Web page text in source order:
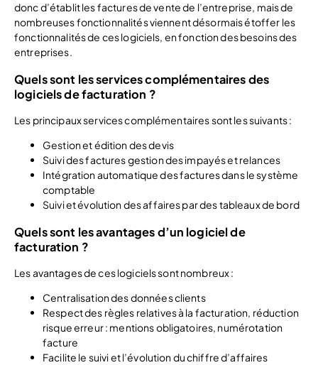
donc d’établit les factures de vente de l’entreprise, mais de
nombreuses fonctionnalités viennent désormais étoffer les
fonctionnalités de ces logiciels, en fonction des besoins des
entreprises.
Quels sont les services complémentaires des
logiciels de facturation ?
Les principaux services complémentaires sont les suivants :
Gestion et édition des devis
Suivi des factures gestion des impayés et relances
Intégration automatique des factures dans le système
comptable
Suivi et évolution des affaires par des tableaux de bord
Quels sont les avantages d’un logiciel de
facturation ?
Les avantages de ces logiciels sont nombreux :
Centralisation des données clients
Respect des règles relatives à la facturation, réduction
risque erreur : mentions obligatoires, numérotation
facture
Facilite le suivi et l’évolution du chiffre d’affaires